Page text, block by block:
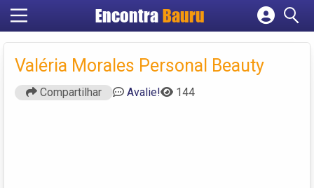
Encontra Bauru
Cadastrar empresa
Criar conta
Valéria Morales Personal Beauty
Compartilhar Avalie! 144